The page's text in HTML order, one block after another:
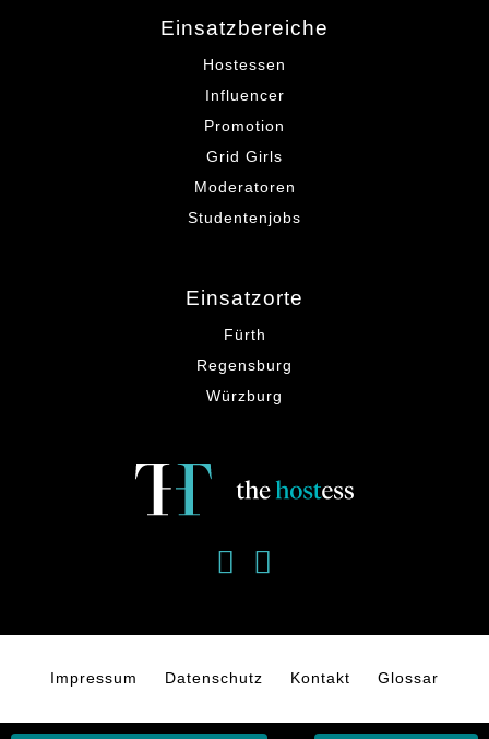
Einsatzbereiche
Hostessen
Influencer
Promotion
Grid Girls
Moderatoren
Studentenjobs
Einsatzorte
Fürth
Regensburg
Würzburg
Impressum Datenschutz Kontakt Glossar